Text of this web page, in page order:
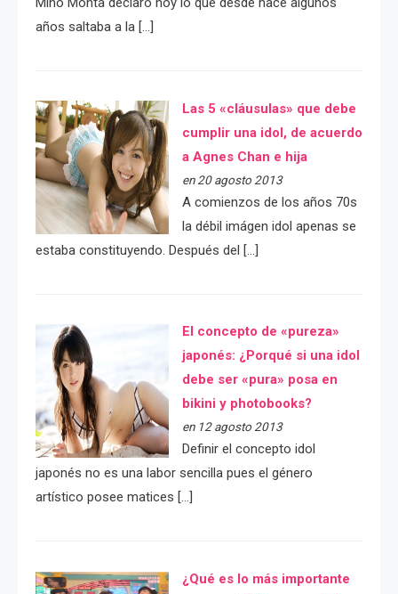
años saltaba a la […]
Las 5 «cláusulas» que debe
cumplir una idol, de acuerdo
a Agnes Chan e hija
en 20 agosto 2013
A comienzos de los años 70s
la débil imágen idol apenas se
estaba constituyendo. Después del […]
El concepto de «pureza»
japonés: ¿Porqué si una idol
debe ser «pura» posa en
bikini y photobooks?
en 12 agosto 2013
Definir el concepto idol
japonés no es una labor sencilla pues el género
artístico posee matices […]
¿Qué es lo más importante